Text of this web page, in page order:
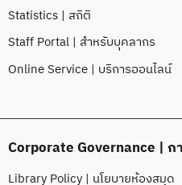
Statistics | สถิติ
Staff Portal | สำหรับบุคลากร
Online Service | บริการออนไลน์
Corporate Governance |
Library Policy | นโยบายห้องสมุด